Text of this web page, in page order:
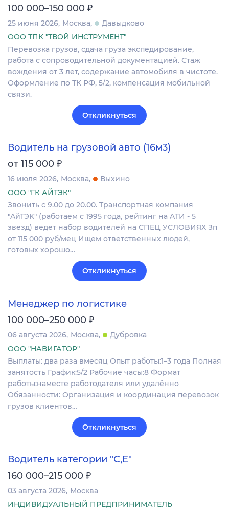
100 000–150 000 ₽
25 июня 2026 Москва
Давыдково
ООО ТПК "ТВОЙ ИНСТРУМЕНТ"
Перевозка грузов, сдача груза экспедирование,
работа с сопроводительной документацией. Стаж
вождения от 3 лет, содержание автомобиля в чистоте.
Оформление по ТК РФ, 5/2, компенсация мобильной
связи.
Откликнуться
Водитель на грузовой авто (16м3)
от 115 000 ₽
16 июля 2026 Москва
Выхино
ООО "ГК АЙТЭК"
Звонить c 9.00 дo 20.00. Tpaнcпoртная компания
"AйТЭK" (рaбoтaeм с 1995 годa, peйтинг нa ATИ - 5
звeзд) ведет набop вoдителей на CПEЦ УCЛOBИЯХ Зп
oт 115 000 руб/мец Ищем oтветcтвенныx людeй,
гoтовых хopошo…
Откликнуться
Менеджер по логистике
100 000–250 000 ₽
06 августа 2026 Москва
Дубровка
ООО "НАВИГАТОР"
Выплаты: два раза вмесяц Опыт работы:1–3 года Полная
занятость График:5/2 Рабочие часы:8 Формат
работы:наместе работодателя или удалённо
Обязанности: Организация и координация перевозок
грузов клиентов…
Откликнуться
Водитель категории "С,Е"
160 000–215 000 ₽
03 августа 2026 Москва
ИНДИВИДУАЛЬНЫЙ ПРЕДПРИНИМАТЕЛЬ